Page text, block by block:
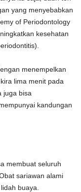
yang menyebabkan
of Periodontology
kesehatan
menempelkan
lima menit pada
juga bisa
kandungan
membuat seluruh
sariawan alami
buaya.